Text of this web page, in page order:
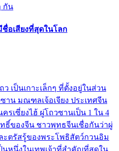
กัน
อเสียงที่สุดในโลก
ว เป็นเกาะเล็กๆ ที่ตั้งอยู่ในส่วน
าน มณฑลเจ้อเจียง ประเทศจีน
รเซี่ยงไฮ้ ผู่โถวซานเป็น 1 ใน 4
ธิ์ของจีน ชาวพุทธจีนเชื่อกันว่าผู่
ะตรัสรู้ของพระโพธิสัตว์กวนอิม
นหนึ่งในเทพเจ้าที่สำคัญที่สุดใน